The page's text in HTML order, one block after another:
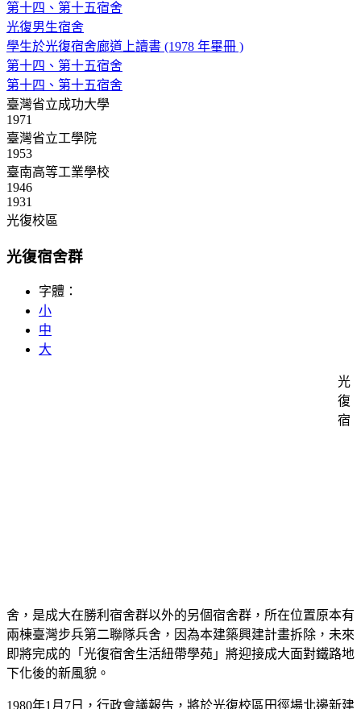
第十四、第十五宿舍
光復男生宿舍
學生於光復宿舍廊道上讀書 (1978 年畢冊 )
第十四、第十五宿舍
第十四、第十五宿舍
臺灣省立成功大學
1971
臺灣省立工學院
1953
臺南高等工業學校
1946
1931
光復校區
光復宿舍群
字體：
小
中
大
光
復
宿
舍，是成大在勝利宿舍群以外的另個宿舍群，所在位置原本有
兩棟臺灣步兵第二聯隊兵舍，因為本建築興建計畫拆除，未來
即將完成的「光復宿舍生活紐帶學苑」將迎接成大面對鐵路地
下化後的新風貌。
1980年1月7日，行政會議報告，將於光復校區田徑場北邊新建